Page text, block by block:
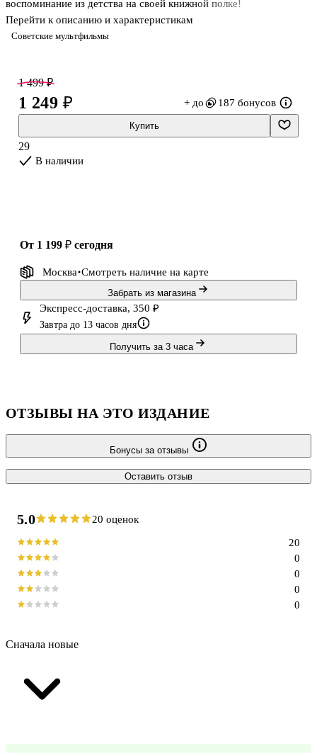
Советские мультфильмы
воспоминание из детства на своей книжной полке!
Двенадцатилетний Нильс никого не боялся, пока не подшутил
— всё кажется в два раза страшнее. Верхом на белом гусе
заколдованному мальчику предстоит совершить
головокружительное путешествие через всю страну:
перехитрить коварного лиса, выстоять против целого войска и
даже встретиться с королём! И всё для того,
Перейти к описанию и характеристикам
1 499 ₽
1 249 ₽ + до 187 бонусов
Купить
29
В наличии
от 1 199 ₽ сегодня
Москва Смотреть наличие на карте
Забрать из магазина
Экспресс-доставка, 350 ₽
Завтра до 13 часов дня
Получить за 3 часа
ОТЗЫВЫ НА ЭТО ИЗДАНИЕ
Бонусы за отзывы
Оставить отзыв
5.0 20 оценок
0
0
0
0
20
Сначала новые